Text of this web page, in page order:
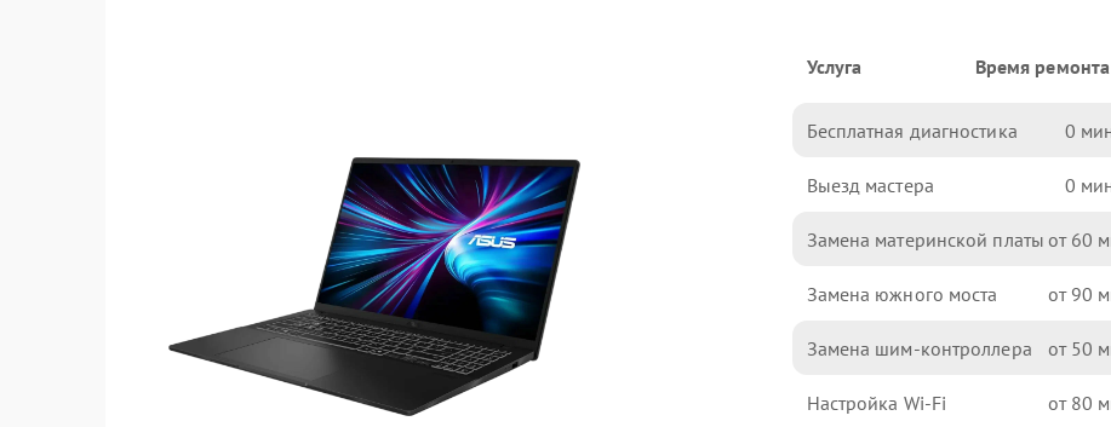
Услуга Время ремонта
Бесплатная диагностика 0
Выезд мастера 0
Замена материнской платы 60
Замена южного моста 90
Замена шим-контроллера 50
Настройка Wi-Fi 80